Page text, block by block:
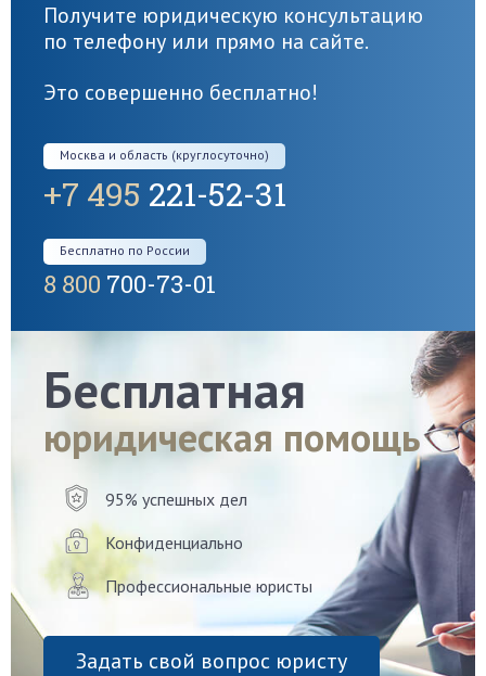
Получите юридическую консультацию
по телефону или прямо на сайте.
Это совершенно бесплатно!
Москва и область (круглосуточно)
+7 495 221-52-31
Бесплатно по России
8 800 700-73-01
Бесплатная
юридическая помощь
95% успешных дел
Конфиденциально
Профессиональные юристы
Задать свой вопрос юристу